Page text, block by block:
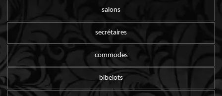
salons
secrétaires
commodes
bibelots